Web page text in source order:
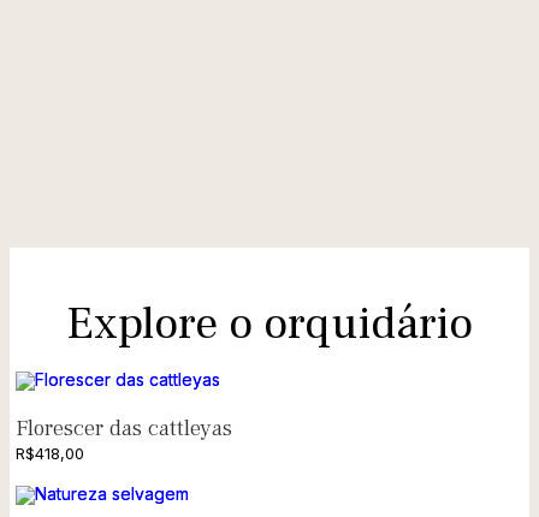
Explore o orquidário
Florescer das cattleyas
R$418,00